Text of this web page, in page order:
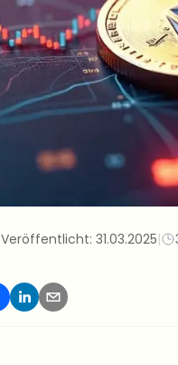
Veröffentlicht: 31.03.2025|